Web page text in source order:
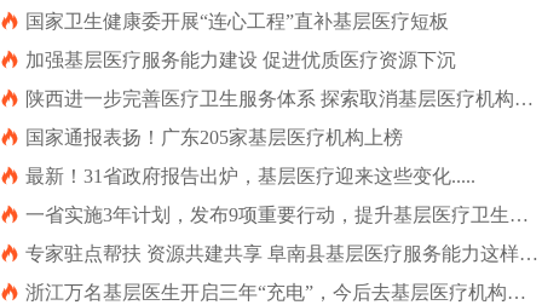
 国家卫生健康委开展“连心工程”直补基层医疗短板
 加强基层医疗服务能力建设 促进优质医疗资源下沉
 陕西进一步完善医疗卫生服务体系 探索取消基层医疗机构就
医门诊起付线
 国家通报表扬！广东205家基层医疗机构上榜
 最新！31省政府报告出炉，基层医疗迎来这些变化.....
 一省实施3年计划，发布9项重要行动，提升基层医疗卫生服
务能力
 专家驻点帮扶 资源共建共享 阜南县基层医疗服务能力这样提
升
 浙江万名基层医生开启三年“充电”，今后去基层医疗机构看